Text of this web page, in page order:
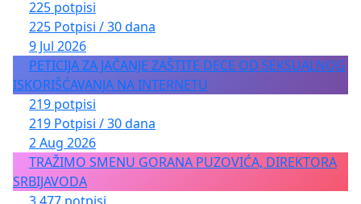
225 potpisi
225 Potpisi / 30 dana
9 Jul 2026
PETICIJA ZA JAČANJE ZAŠTITE DECE OD SEKSUALNOG
ISKORIŠĆAVANJA NA INTERNETU
219 potpisi
219 Potpisi / 30 dana
2 Aug 2026
TRAŽIMO SMENU GORANA PUZOVIĆA, DIREKTORA
SRBIJAVODA